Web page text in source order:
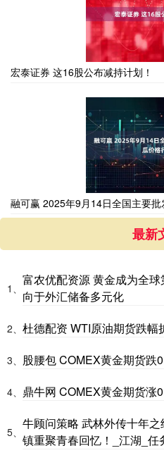
宏泰证券 这16股公布减持计划！
融可赢 2025年9月14日全国主要
最新
1、
富农优配资源 黄金成为全
向于外汇储备多元化
2、 杜德配资 WTI原油期货跌幅
3、 股腰包 COMEX黄金期货跌
4、 鼎牛网 COMEX黄金期货涨
5、
牛顾问策略 武林外传十年
镇重聚青春回忆！_江湖_任